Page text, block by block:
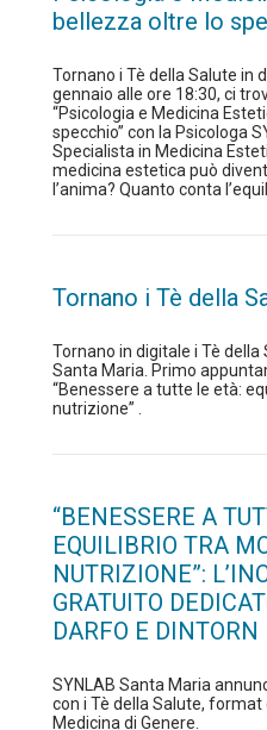
bellezza oltre lo
Tornano i Tè della Salute in
gennaio alle ore 18:30, ci
“Psicologia e Medicina
specchio” con la Psicologa
Specialista in Medicina
medicina estetica può
l’anima? Quanto conta
Tornano i Tè della
Tornano in digitale i Tè della
Santa Maria. Primo
“Benessere a tutte le età:
nutrizione” .
“BENESSERE A
EQUILIBRIO TRA
NUTRIZIONE”:
GRATUITO
DARFO E DINTORN
SYNLAB Santa Maria
con i Tè della Salute,
Medicina di Genere.